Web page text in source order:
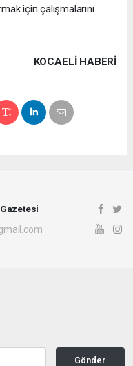
için çalışmalarını
KOCAELI HABERİ
Gazetesi
Gönder